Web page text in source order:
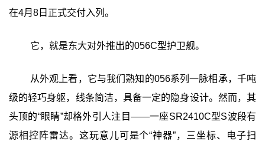
在4月8日正式交付入列。
它，就是东大对外推出的056C型护卫舰。
从外观上看，它与我们熟知的056系列一脉相承，千吨
级的轻巧身躯，线条简洁，具备一定的隐身设计。然而，其
头顶的“眼睛”却格外引人注目——一座SR2410C型S波段有
源相控阵雷达。这玩意儿可是个“神器”，三坐标、电子扫